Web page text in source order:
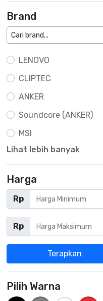
Brand
LENOVO
CLIPTEC
ANKER
Soundcore (ANKER)
MSI
Lihat lebih banyak
Harga
Rp
Rp
Terapkan
Pilih Warna